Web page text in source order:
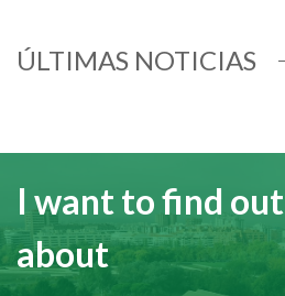
ÚLTIMAS NOTICIAS
I want to find out
about